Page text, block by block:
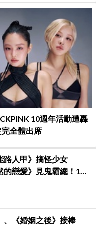
10週年活動遭轟
完全體出席
路人甲》搞怪少女
戀愛》見鬼霸總！180
、《婚姻之後》接棒